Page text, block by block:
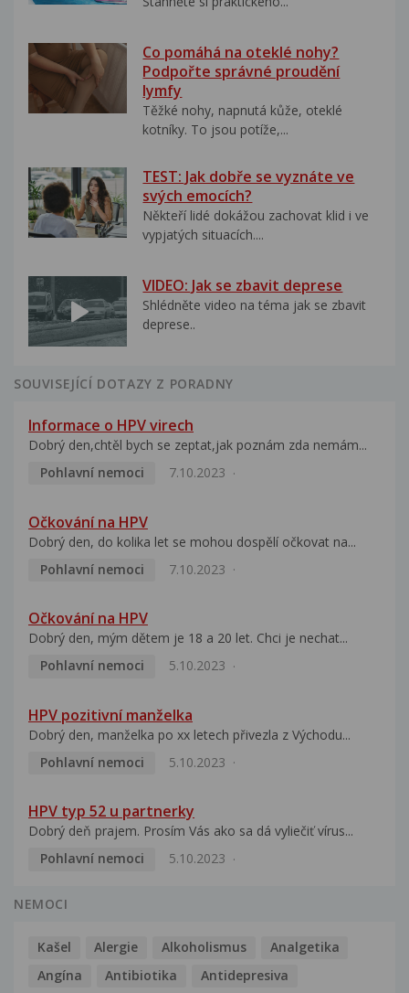
Co pomáhá na oteklé nohy?
Podpořte správné proudění
lymfy
Těžké nohy, napnutá kůže, oteklé
kotníky. To jsou potíže,...
TEST: Jak dobře se vyznáte ve
svých emocích?
Někteří lidé dokážou zachovat klid i ve
vypjatých situacích....
VIDEO: Jak se zbavit deprese
Shlédněte video na téma jak se zbavit
deprese..
SOUVISEJÍCÍ DOTAZY Z PORADNY
Informace o HPV virech
Dobrý den,chtěl bych se zeptat,jak poznám zda nemám...
Pohlavní nemoci
7.10.2023
Očkování na HPV
Dobrý den, do kolika let se mohou dospělí očkovat na...
Pohlavní nemoci
7.10.2023
Očkování na HPV
Dobrý den, mým dětem je 18 a 20 let. Chci je nechat...
Pohlavní nemoci
5.10.2023
HPV pozitivní manželka
Dobrý den, manželka po xx letech přivezla z Východu...
Pohlavní nemoci
5.10.2023
HPV typ 52 u partnerky
Dobrý deň prajem. Prosím Vás ako sa dá vyliečiť vírus...
Pohlavní nemoci
5.10.2023
NEMOCI
Kašel Alergie Alkoholismus
Analgetika
Angína
Antibiotika
Antidepresiva